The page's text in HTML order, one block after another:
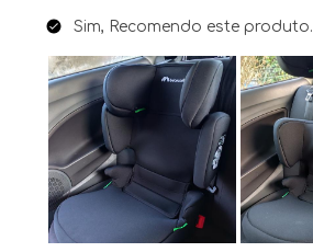
Sim, Recomendo este produto.